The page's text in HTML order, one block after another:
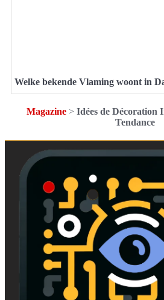
Welke bekende Vlaming woont in
Magazine> Idées de Décoration
Tendance